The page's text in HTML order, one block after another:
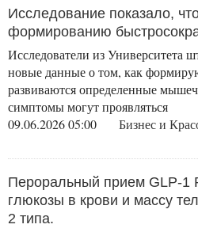
Исследование показало,
формированию
Исследователи из Университета
новые данные о том, как
развиваются определенные
симптомы могут проявляться
09.06.2026 05:00 Бизнес и
Пероральный прием GLP-1
глюкозы в крови и массу
2 типа.